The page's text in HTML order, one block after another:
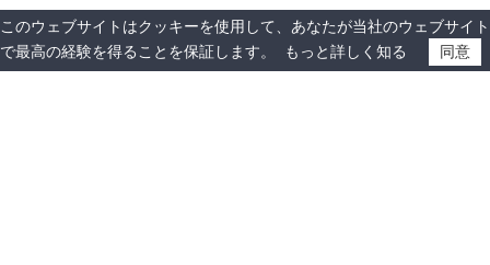
このウェブサイトはクッキーを使用して、あなたが当社のウェブサイト
で最高の経験を得ることを保証します。
もっと詳しく知る 同意